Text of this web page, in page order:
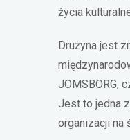
życia
Drużyna jest
JOMSBORG,
Jest to jedna
organizacji na